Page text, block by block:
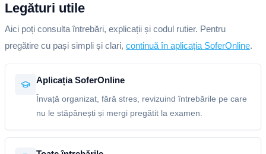
Legături utile
Aici poți consulta întrebări, explicații și codul rutier. Pentru
pregătire cu pași simpli și clari, continuă în aplicația SoferOnline.
Aplicația SoferOnline
Învață organizat, fără stres, revizuind întrebările pe care
nu le stăpânești și mergi pregătit la examen.